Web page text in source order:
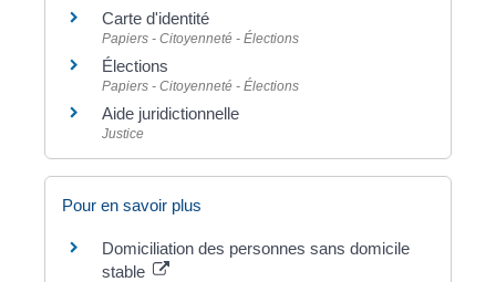
Carte d'identité
Papiers - Citoyenneté - Élections
Élections
Papiers - Citoyenneté - Élections
Aide juridictionnelle
Justice
Pour en savoir plus
Domiciliation des personnes sans domicile
stable